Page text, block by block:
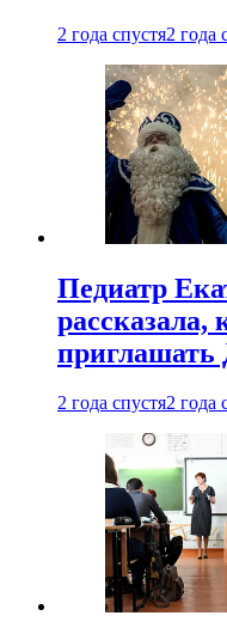
2 года спустя2 года
Педиатр
рассказала,
приглашать
2 года спустя2 года